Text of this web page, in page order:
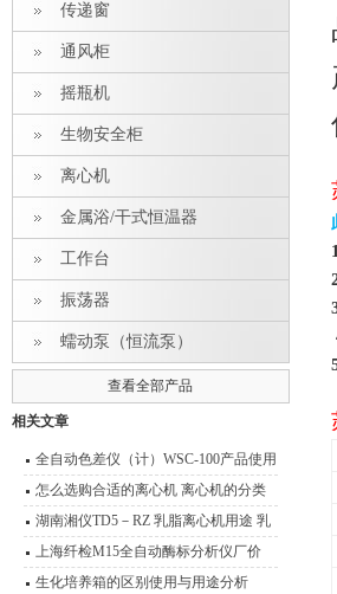
传递窗
通风柜
摇瓶机
生物安全柜
离心机
金属浴/干式恒温器
工作台
振荡器
蠕动泵（恒流泵）
查看全部产品
相关文章
全自动色差仪（计）WSC-100产品使用
说明书
怎么选购合适的离心机 离心机的分类
及其原理介绍
湖南湘仪TD5－RZ 乳脂离心机用途 乳
脂离心机技术参数
上海纤检M15全自动酶标分析仪厂价
生化培养箱的区别使用与用途分析
1